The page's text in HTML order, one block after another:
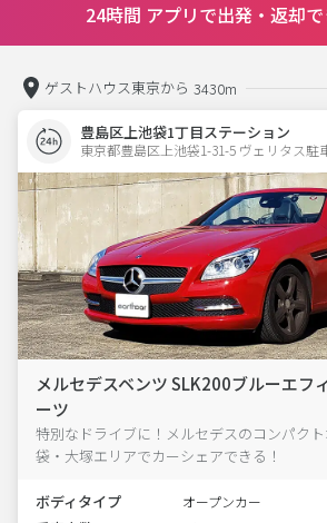
24時間 アプリで出発・返却
ゲストハウス東京から 3430m
豊島区上池袋1丁目ステーション
東京都豊島区上池袋1-31-5 ヴェリタス駐
メルセデスベンツ SLK200ブルーエフ
ーツ
特別なドライブに！メルセデスのコンパク
袋・大塚エリアでカーシェアできる！
ボディタイプ オープンカー